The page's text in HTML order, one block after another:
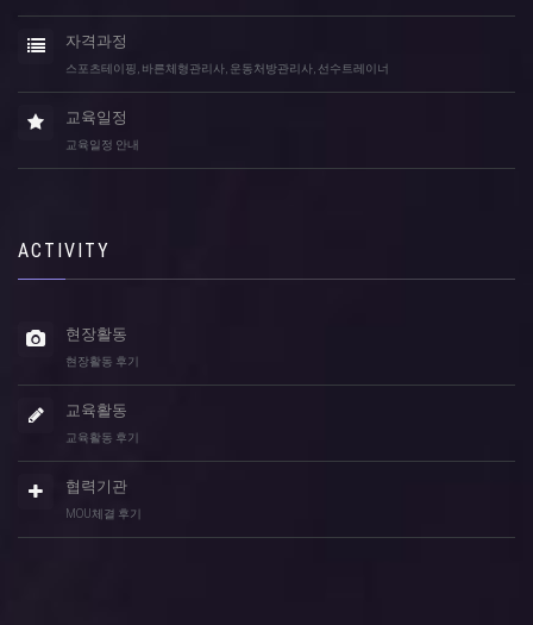
자격과정
스포츠테이핑, 바른체형관리사, 운동처방관리사, 선수트레이너
교육일정
교육일정 안내
ACTIVITY
현장활동
현장활동 후기
교육활동
교육활동 후기
협력기관
MOU체결 후기